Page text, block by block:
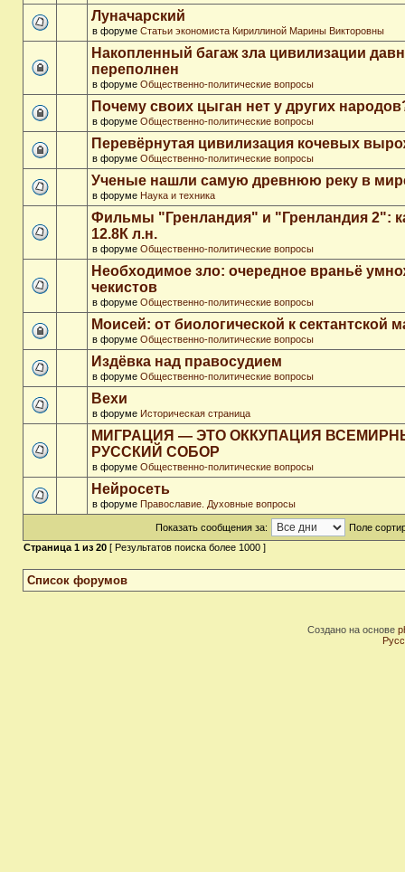
Луначарский
в форуме Статьи экономиста Кириллиной Марины Викторовны
Накопленный багаж зла цивилизации
переполнен
в форуме Общественно-политические вопросы
Почему своих цыган нет у других
в форуме Общественно-политические вопросы
Перевёрнутая цивилизация кочевых
в форуме Общественно-политические вопросы
Ученые нашли самую древнюю реку в
в форуме Наука и техника
Фильмы "Гренландия" и "Гренландия 2":
12.8К л.н.
в форуме Общественно-политические вопросы
Необходимое зло: очередное враньё
чекистов
в форуме Общественно-политические вопросы
Моисей: от биологической к сектантской
в форуме Общественно-политические вопросы
Издёвка над правосудием
в форуме Общественно-политические вопросы
Вехи
в форуме Историческая страница
МИГРАЦИЯ — ЭТО ОККУПАЦИЯ
РУССКИЙ СОБОР
в форуме Общественно-политические вопросы
Нейросеть
в форуме Православие. Духовные вопросы
Показать сообщения за:
Поле
Страница 1 из 20 [ Результатов поиска более 1000 ]
Список форумов
Создано на основе